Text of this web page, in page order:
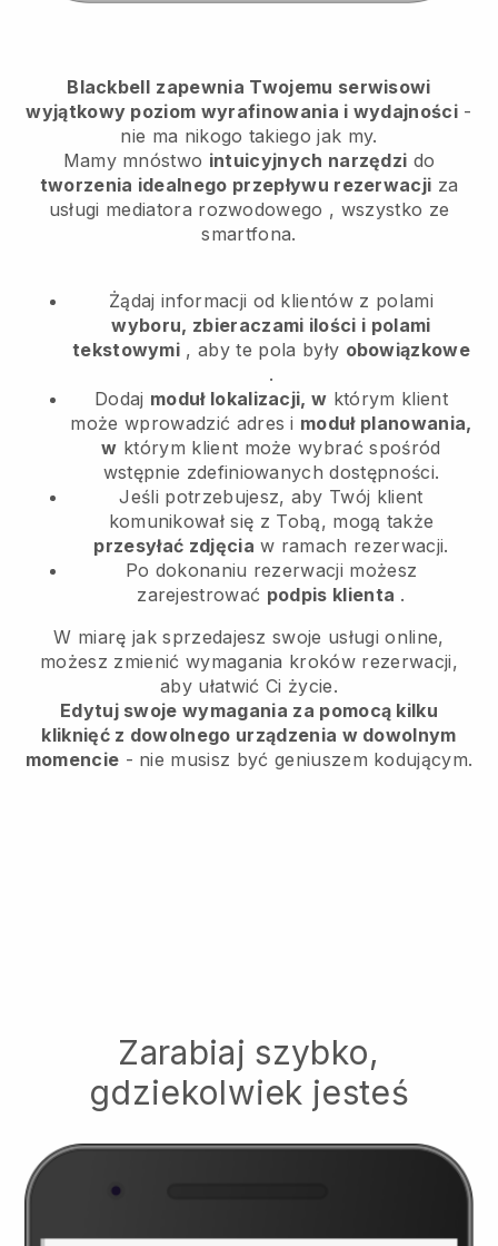
Blackbell zapewnia Twojemu serwisowi
wyjątkowy poziom wyrafinowania i wydajności -
nie ma nikogo takiego jak my.
Mamy mnóstwo intuicyjnych narzędzi do
tworzenia idealnego przepływu rezerwacji za
usługi mediatora rozwodowego , wszystko ze
smartfona.
Żądaj informacji od klientów z polami
wyboru, zbieraczami ilości i polami
tekstowymi , aby te pola były obowiązkowe
.
Dodaj moduł lokalizacji, w którym klient
może wprowadzić adres i moduł planowania,
w którym klient może wybrać spośród
wstępnie zdefiniowanych dostępności.
Jeśli potrzebujesz, aby Twój klient
komunikował się z Tobą, mogą także
przesyłać zdjęcia w ramach rezerwacji.
Po dokonaniu rezerwacji możesz
zarejestrować podpis klienta .
W miarę jak sprzedajesz swoje usługi online,
możesz zmienić wymagania kroków rezerwacji,
aby ułatwić Ci życie.
Edytuj swoje wymagania za pomocą kilku
kliknięć z dowolnego urządzenia w dowolnym
momencie - nie musisz być geniuszem kodującym.
Zarabiaj szybko,
gdziekolwiek jesteś